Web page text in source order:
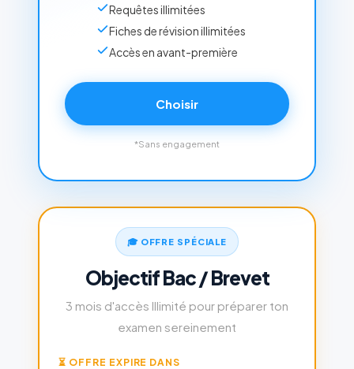
Requêtes illimitées
Fiches de révision illimitées
Accès en avant-première
Choisir
*Sans engagement
🎓 OFFRE SPÉCIALE
Objectif Bac / Brevet
3 mois d'accès Illimité pour préparer ton
examen sereinement
⏳ OFFRE EXPIRE DANS